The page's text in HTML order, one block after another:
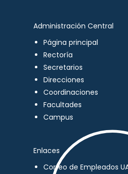
Administración Central
Página principal
Rectoría
Secretarios
Direcciones
Coordinaciones
Facultades
Campus
Enlaces
Correo de Empleados